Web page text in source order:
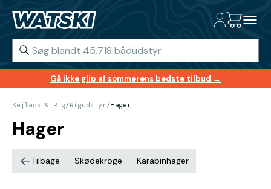
Gå ikke glip af sommerens bedste tilbud →
Sejlads & Rig/Rigudstyr/Hager
Hager
Tilbage Skødekroge Karabinhager